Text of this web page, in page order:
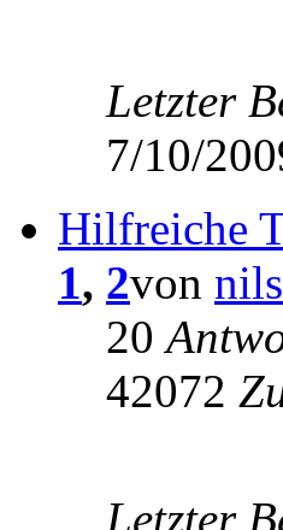
Letzter
7/10/
Hilfreiche
1, 2von
20
42072
Letzter